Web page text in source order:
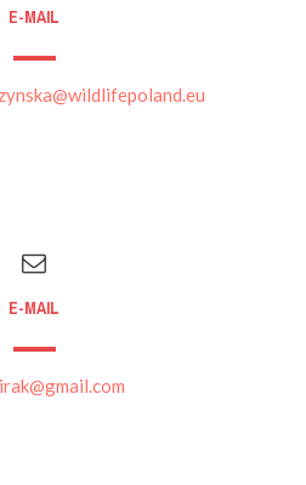
E-MAIL
E-MAIL